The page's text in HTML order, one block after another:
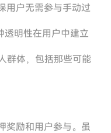
用户无需参与手动过
透明性在用户中建立
群体，包括那些可能
奖励和用户参与。虽